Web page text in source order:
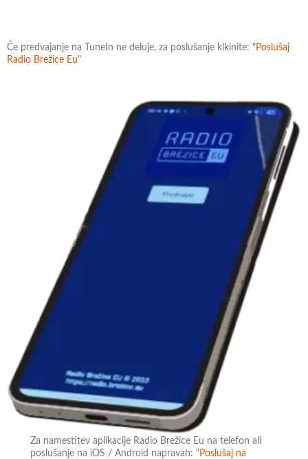
Če predvajanje na TuneIn ne deluje, za poslušanje klkinite: "Poslušaj
Radio Brežice Eu"
Za namestitev aplikacije Radio Brežice Eu na telefon ali
poslušanje na iOS / Android napravah:"Poslušaj na